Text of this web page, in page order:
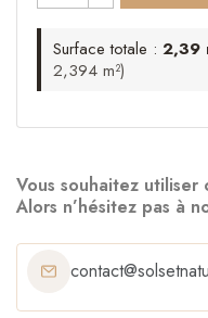
Surface totale : 2,39
2,394 m²)
Vous souhaitez utiliser
Alors n’hésitez pas à